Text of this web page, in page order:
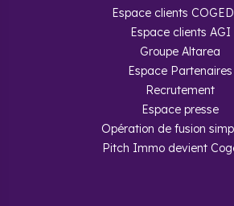
Espace clients
Espace clients AGI
Groupe Altarea
Espace Partenaires
Recrutement
Espace presse
Opération de fusion
Pitch Immo devient